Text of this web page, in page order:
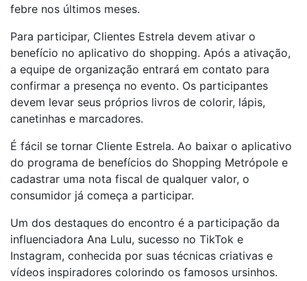
febre nos últimos meses.
Para participar, Clientes Estrela devem ativar o
benefício no aplicativo do shopping. Após a ativação,
a equipe de organização entrará em contato para
confirmar a presença no evento. Os participantes
devem levar seus próprios livros de colorir, lápis,
canetinhas e marcadores.
É fácil se tornar Cliente Estrela. Ao baixar o aplicativo
do programa de benefícios do Shopping Metrópole e
cadastrar uma nota fiscal de qualquer valor, o
consumidor já começa a participar.
Um dos destaques do encontro é a participação da
influenciadora Ana Lulu, sucesso no TikTok e
Instagram, conhecida por suas técnicas criativas e
vídeos inspiradores colorindo os famosos ursinhos.